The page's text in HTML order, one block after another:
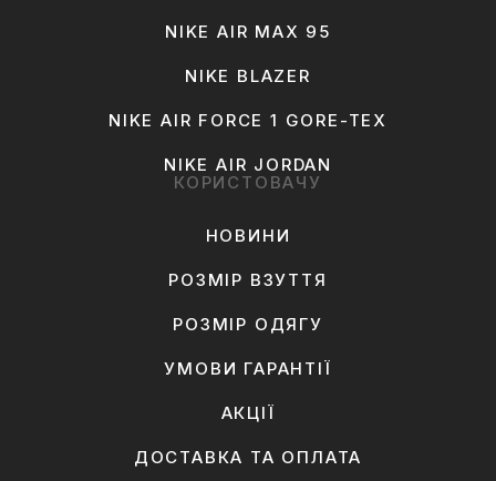
NIKE AIR MAX 95
NIKE BLAZER
NIKE AIR FORCE 1 GORE-TEX
NIKE AIR JORDAN
КОРИСТОВАЧУ
НОВИНИ
РОЗМІР ВЗУТТЯ
РОЗМІР ОДЯГУ
УМОВИ ГАРАНТІЇ
АКЦІЇ
ДОСТАВКА ТА ОПЛАТА